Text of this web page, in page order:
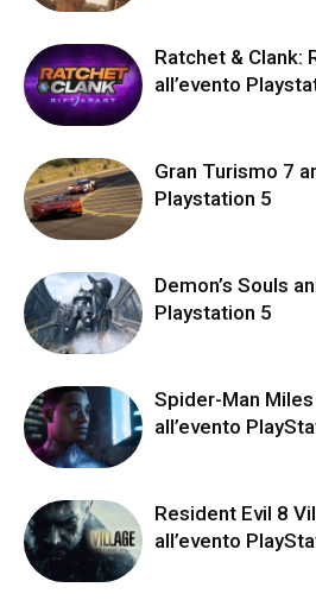
Ratchet & Clank:
all’evento
Gran Turismo 7
Playstation 5
Demon’s Souls
Playstation 5
Spider-Man
all’evento
Resident Evil 8
all’evento